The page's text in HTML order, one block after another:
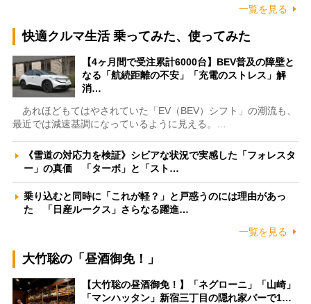
一覧を見る
快適クルマ生活 乗ってみた、使ってみた
【4ヶ月間で受注累計6000台】BEV普及の障壁と
なる「航続距離の不安」「充電のストレス」解
消…
あれほどもてはやされていた「EV（BEV）シフト」の潮流も、
最近では減速基調になっているように見える。…
《雪道の対応力を検証》シビアな状況で実感した「フォレスタ
ー」の真価 「ターボ」と「スト…
乗り込むと同時に「これが軽？」と戸惑うのには理由があっ
た 「日産ルークス」さらなる躍進…
一覧を見る
大竹聡の「昼酒御免！」
【大竹聡の昼酒御免！】「ネグローニ」「山崎」
「マンハッタン」新宿三丁目の隠れ家バーで1…